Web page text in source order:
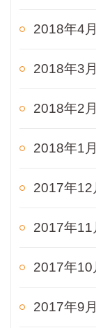
2018年4月
2018年3月
2018年2月
2018年1月
2017年12
2017年11
2017年10
2017年9月